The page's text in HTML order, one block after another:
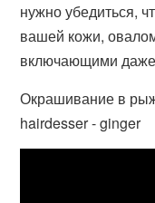
нужно убедиться,
вашей кожи,
включающими даже
Окрашивание в
hairdesser - ginger